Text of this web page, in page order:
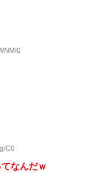
C0
なんだｗ